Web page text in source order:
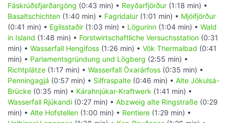
Fáskrúðsfjarðargöng (0:43 min) • Reyðarfjörður (1:18 min) •
Basaltschichten (1:40 min) • Fagridalur (1:01 min) • Mjóifjörður
(0:41 min) • Egilsstaðir (1:03 min) • Lögurinn (1:04 min) • Wald
in Island (1:48 min) • Forstwirtschaftliche Versuchsstation (0:31
min) • Wasserfall Hengifoss (1:26 min) • Vök Thermalbad (0:41
min) • Parlamentsgründung und Lögberg (2:55 min) •
Richtplätze (1:17 min) • Wasserfall Öxarárfoss (0:35 min) •
Penningagjá (0:57 min) • Silfraspalte (0:46 min) • Alte Jökulsá-
Brücke (0:35 min) • Kárahnjúkar-Kraftwerk (1:41 min) •
Wasserfall Rjúkandi (0:27 min) • Abzweig alte Ringstraße (0:29
min) • Alte Hofstellen (1:00 min) • Rentiere (1:29 min) •